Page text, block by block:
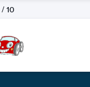
/ 10